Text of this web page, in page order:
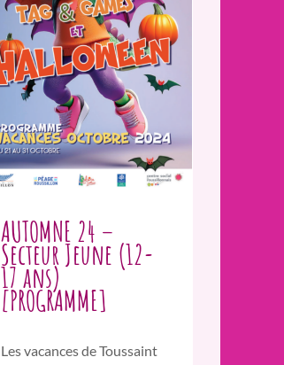
AUTOMNE 24 –
Secteur Jeune (12-
17 ans)
[PROGRAMME]
Les vacances de Toussaint